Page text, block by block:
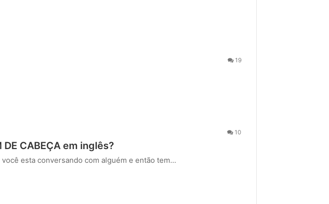
19
10
CABEÇA em inglês?
esta conversando com alguém e então tem…